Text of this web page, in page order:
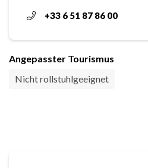
+33 6 51 87 86 00
Angepasster Tourismus
Nicht rollstuhlgeeignet